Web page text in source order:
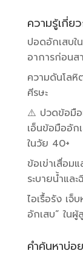
ความรู้เกี่ย
ปอดอักเสบใ
อาการก่อนส
ความดันโล
ศีรษะ
⚠️ ปวดข้อมือ
เอ็นข้อมืออัก
ในวัย 40+
ข้อเข่าเสื่อม
ระบายน้ำแ
ไอเรื้อรัง เ
อักเสบ” ใน
คำค้นหาบ่อย